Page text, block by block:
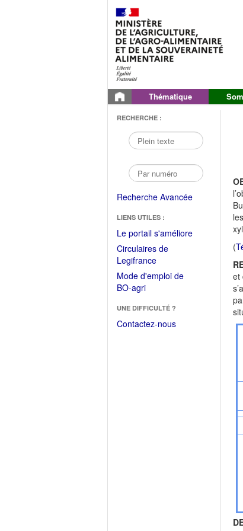
Thématique
RECHERCHE :
Recherche Avancée
LIENS UTILES :
Le portail s'améliore(Fichier
Circulaires de
Legifrance(Ouvrir
dans
une
fenêtre)
Mode d'emploi de
BO-agri(Ouvrir
une
nouvelle
UNE DIFFICULTÉ ?
Contactez-nous
(
et